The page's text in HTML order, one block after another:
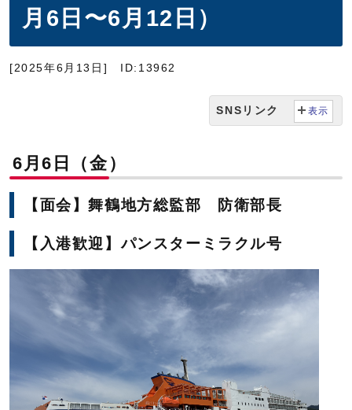
月6日〜6月12日）
[2025年6月13日] ID:13962
SNSリンク 表示
6月6日（金）
【面会】舞鶴地方総監部 防衛部長
【入港歓迎】パンスターミラクル号